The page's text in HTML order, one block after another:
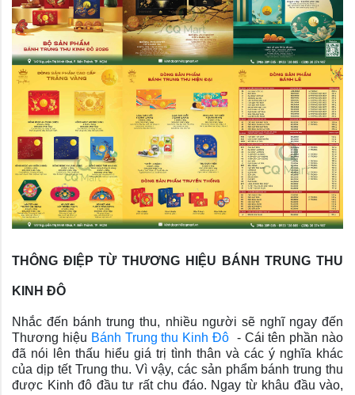
THÔNG ĐIỆP TỪ THƯƠNG HIỆU BÁNH TRUNG THU
KINH ĐÔ
Nhắc đến bánh trung thu, nhiều người sẽ nghĩ ngay đến
Thương hiệu Bánh Trung thu Kinh Đô - Cái tên phần nào
đã nói lên thấu hiểu giá trị tình thân và các ý nghĩa khác
của dịp tết Trung thu. Vì vậy, các sản phẩm bánh trung thu
được Kinh đô đầu tư rất chu đáo. Ngay từ khâu đầu vào,